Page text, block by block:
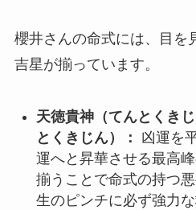
櫻井さんの命式には、目を
吉星が揃っています。
天徳貴神（てんとくき
とくきじん）：
凶運を
運へと昇華させる最高
揃うことで命式の持つ
生のピンチに必ず強力な